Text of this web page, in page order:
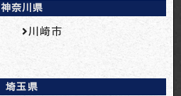
神奈川県
川崎市
埼玉県